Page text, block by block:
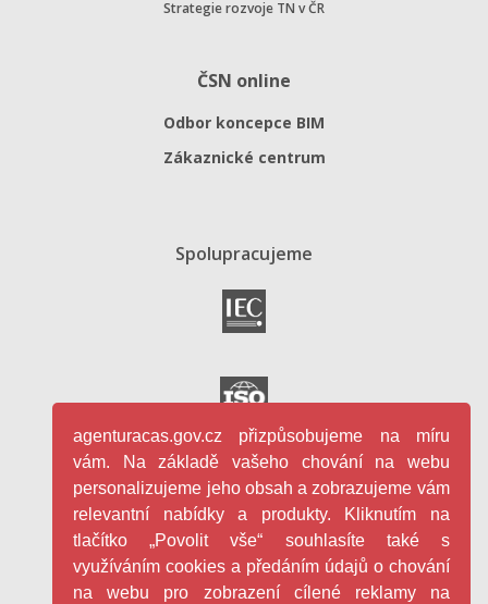
Strategie rozvoje TN v ČR
ČSN online
Odbor koncepce BIM
Zákaznické centrum
Spolupracujeme
agenturacas.gov.cz přizpůsobujeme na míru
vám. Na základě vašeho chování na webu
personalizujeme jeho obsah a zobrazujeme vám
relevantní nabídky a produkty. Kliknutím na
tlačítko „Povolit vše“ souhlasíte také s
využíváním cookies a předáním údajů o chování
na webu pro zobrazení cílené reklamy na